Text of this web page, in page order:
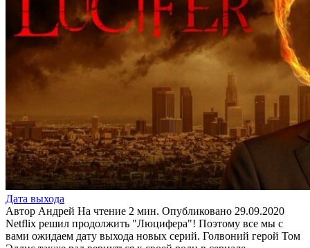
Дата выхода
Автор Андрей На чтение 2 мин. Опубликовано 29.09.2020
Netflix решил продолжить "Люцифера"! Поэтому все мы с
вами ожидаем дату выхода новых серий. Голвоний герой Том